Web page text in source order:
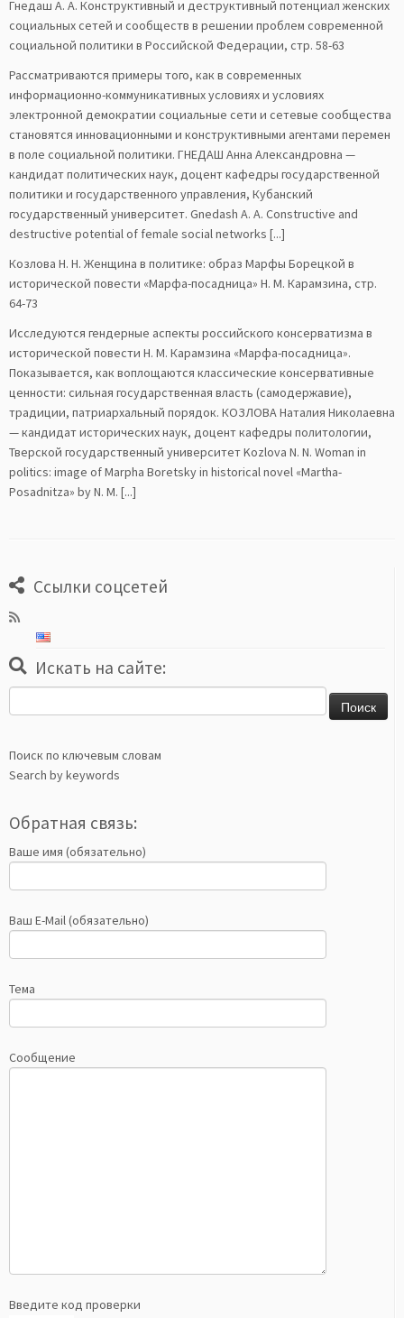
Гнедаш А. А. Конструктивный и деструктивный потенциал женских
социальных сетей и сообществ в решении проблем современной
социальной политики в Российской Федерации, стр. 58-63
Рассматриваются примеры того, как в современных
информационно-коммуникативных условиях и условиях
электронной демократии социальные сети и сетевые сообщества
становятся инновационными и конструктивными агентами перемен
в поле социальной политики. ГНЕДАШ Анна Александровна —
кандидат политических наук, доцент кафедры государственной
политики и государственного управления, Кубанский
государственный университет. Gnedash A. A. Constructive and
destructive potential of female social networks [...]
Козлова Н. Н. Женщина в политике: образ Марфы Борецкой в
исторической повести «Марфа-посадница» Н. М. Карамзина, стр.
64-73
Исследуются гендерные аспекты российского консерватизма в
исторической повести Н. М. Карамзина «Марфа-посадница».
Показывается, как воплощаются классические консервативные
ценности: сильная государственная власть (самодержавие),
традиции, патриархальный порядок. КОЗЛОВА Наталия Николаевна
— кандидат исторических наук, доцент кафедры политологии,
Тверской государственный университет Kozlova N. N. Woman in
politics: image of Marpha Boretsky in historical novel «Martha-
Posadnitza» by N. M. [...]
Ссылки соцсетей
Искать на сайте:
Поиск по ключевым словам
Search by keywords
Обратная связь:
Ваше имя (обязательно)
Ваш E-Mail (обязательно)
Тема
Сообщение
Введите код проверки